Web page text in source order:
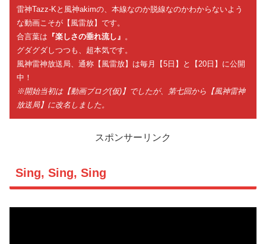
雷神Tazz-Kと風神akimの、本線なのか脱線なのかわからないよう
な動画こそが【風雷放】です。
合言葉は 『楽しさの垂れ流し』 。
グダグダしつつも、超本気です。
風神雷神放送局、通称【風雷放】は毎月【5日】と【20日】に公開
中！
※開始当初は【動画ブログ(仮)】でしたが、第七回から【風神雷神
放送局】に改名しました。
スポンサーリンク
Sing, Sing, Sing